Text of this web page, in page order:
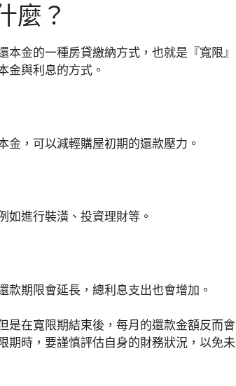
麼？
金的一種房貸繳納方式，也就是『寬限』
金與利息的方式。
，可以減輕購屋初期的還款壓力。
如進行裝潢、投資理財等。
期限會延長，總利息支出也會增加。
是在寬限期結束後，每月的還款金額反而會
期時，要謹慎評估自身的財務狀況，以免未